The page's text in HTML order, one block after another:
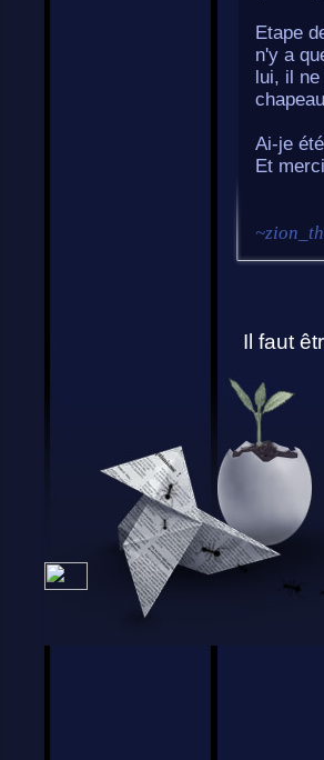
Etape
n'y a
lui, il
Ai-je
Et
~
Il faut